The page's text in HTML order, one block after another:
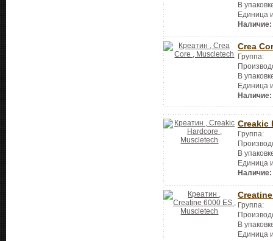
В
Единица
Наличие:
Crea
Группа:
В
Единица
Наличие:
Creakic
Группа:
В
Единица
Наличие:
Группа:
В
Единица